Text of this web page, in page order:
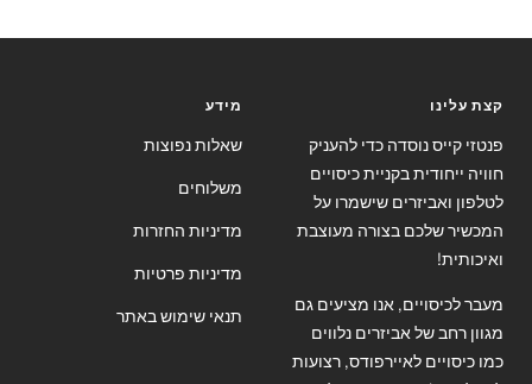
קצת עלינו
פנטזי קייס נוסדה כדי להעניק
חוויה ייחודית בקניית כיסויים
לטלפון ואביזרים שישמרו על
המכשיר שלכם בצורה מעוצבת
ואיכותית!
מעבר לכיסויים, אנו מציעים גם
מגוון רחב של אביזרים נלווים
כמו כיסויים לאיירפודס, רצועות
מידע
שאלות נפוצות
משלוחים
מדיניות החזרות
מדיניות פרטיות
תנאי שימוש באתר